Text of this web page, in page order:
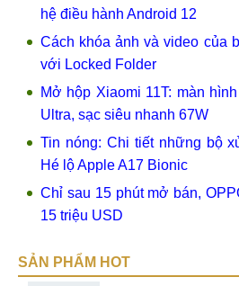
hệ điều hành Android 12
Cách khóa ảnh và video của
với Locked Folder
Mở hộp Xiaomi 11T: màn
Ultra, sạc siêu nhanh 67W
Tin nóng: Chi tiết những bộ
Hé lộ Apple A17 Bionic
Chỉ sau 15 phút mở bán,
15 triệu USD
SẢN PHẨM HOT